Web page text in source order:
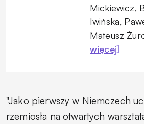
Mickiewicz,
Iwińska,
Mateusz
więcej]
"Jako pierwszy w Niemczech
rzemiosła na otwartych